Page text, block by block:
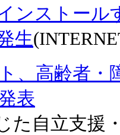
ンストール
生
、高齢者・
表
た自立支援